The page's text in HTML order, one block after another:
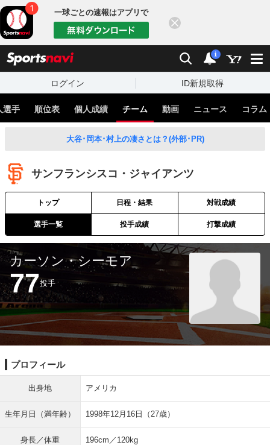
一球ごとの速報はアプリで
検索 通知
i
ログイン ID新規取得
選手 順位表 個人成績 チーム 動画 ニュース コラム
大谷･岡本･村上の凄さとは？(外部･PR)
サンフランシスコ・ジャイアンツ
トップ 日程・結果 対戦成績
選手一覧 投手成績 打撃成績
カーソン・シーモア
77投手
プロフィール
出身地 アメリカ
生年月日（満年齢） 1998年12月16日（27歳）
身長／体重 196cm／120kg